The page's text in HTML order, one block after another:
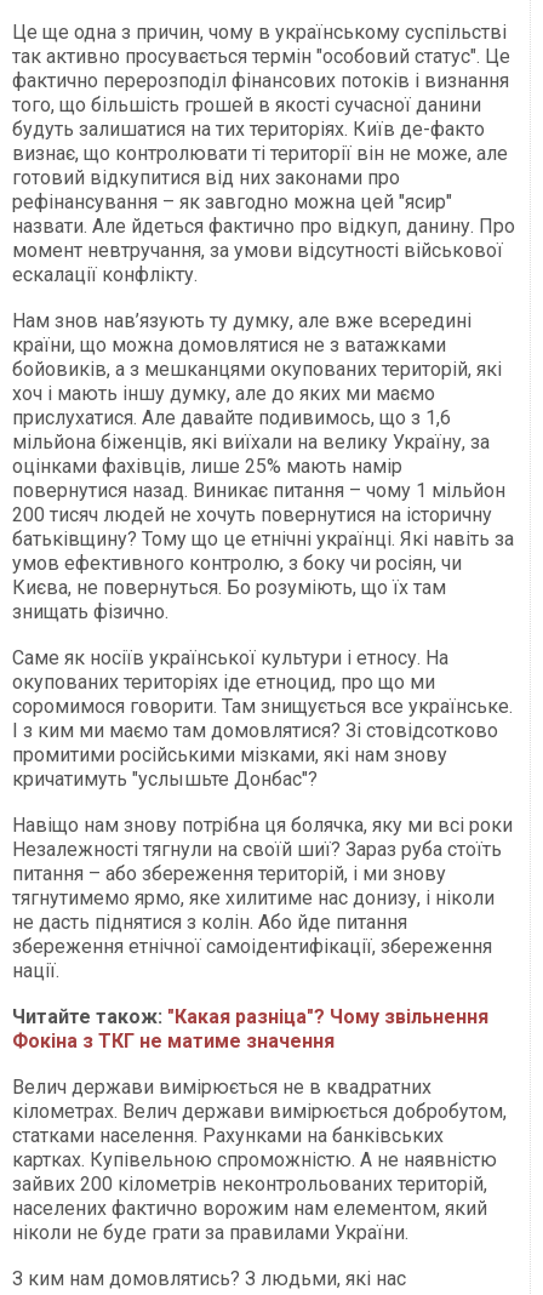
Це ще одна з причин, чому в українському суспільстві
так активно просувається термін "особовий статус". Це
фактично перерозподіл фінансових потоків і визнання
того, що більшість грошей в якості сучасної данини
будуть залишатися на тих територіях. Київ де-факто
визнає, що контролювати ті території він не може, але
готовий відкупитися від них законами про
рефінансування – як завгодно можна цей "ясир"
назвати. Але йдеться фактично про відкуп, данину. Про
момент невтручання, за умови відсутності військової
ескалації конфлікту.
Нам знов нав’язують ту думку, але вже всередині
країни, що можна домовлятися не з ватажками
бойовиків, а з мешканцями окупованих територій, які
хоч і мають іншу думку, але до яких ми маємо
прислухатися. Але давайте подивимось, що з 1,6
мільйона біженців, які виїхали на велику Україну, за
оцінками фахівців, лише 25% мають намір
повернутися назад. Виникає питання – чому 1 мільйон
200 тисяч людей не хочуть повернутися на історичну
батьківщину? Тому що це етнічні українці. Які навіть за
умов ефективного контролю, з боку чи росіян, чи
Києва, не повернуться. Бо розуміють, що їх там
знищать фізично.
Саме як носіїв української культури і етносу. На
окупованих територіях іде етноцид, про що ми
соромимося говорити. Там знищується все українське.
І з ким ми маємо там домовлятися? Зі стовідсотково
промитими російськими мізками, які нам знову
кричатимуть "услышьте Донбас"?
Навіщо нам знову потрібна ця болячка, яку ми всі роки
Незалежності тягнули на своїй шиї? Зараз руба стоїть
питання – або збереження територій, і ми знову
тягнутимемо ярмо, яке хилитиме нас донизу, і ніколи
не дасть піднятися з колін. Або йде питання
збереження етнічної самоідентифікації, збереження
нації.
Читайте також: "Какая разніца"? Чому звільнення
Фокіна з ТКГ не матиме значення
Велич держави вимірюється не в квадратних
кілометрах. Велич держави вимірюється добробутом,
статками населення. Рахунками на банківських
картках. Купівельною спроможністю. А не наявністю
зайвих 200 кілометрів неконтрольованих територій,
населених фактично ворожим нам елементом, який
ніколи не буде грати за правилами України.
З ким нам домовлятись? З людьми, які нас